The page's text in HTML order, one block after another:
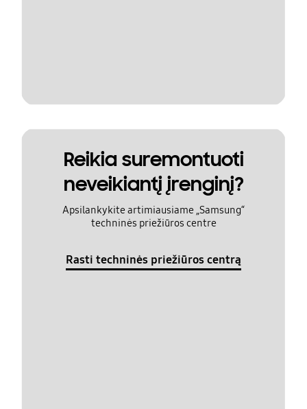
Reikia suremontuoti
neveikiantį įrenginį?
Apsilankykite artimiausiame „Samsung“
techninės priežiūros centre
Rasti techninės priežiūros centrą